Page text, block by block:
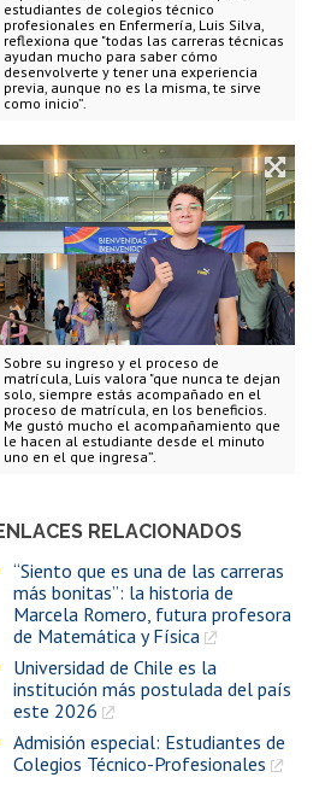
estudiantes de colegios técnico
profesionales en Enfermería, Luis Silva,
reflexiona que "todas las carreras técnicas
ayudan mucho para saber cómo
desenvolverte y tener una experiencia
previa, aunque no es la misma, te sirve
como inicio”.
Sobre su ingreso y el proceso de
matrícula, Luis valora "que nunca te dejan
solo, siempre estás acompañado en el
proceso de matrícula, en los beneficios.
Me gustó mucho el acompañamiento que
le hacen al estudiante desde el minuto
uno en el que ingresa”.
RELACIONADOS
“Siento que es una de las carreras
más bonitas”: la historia de
Marcela Romero, futura profesora
de Matemática y Física
Universidad de Chile es la
institución más postulada del país
este 2026
Admisión especial: Estudiantes de
Colegios Técnico-Profesionales